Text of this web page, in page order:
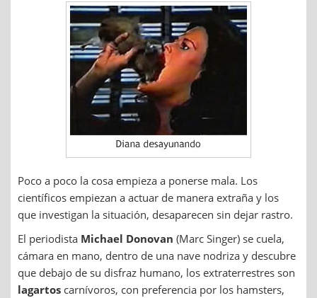
Poco a poco la cosa empieza a ponerse mala. Los
científicos empiezan a actuar de manera extraña y los
que investigan la situación, desaparecen sin dejar rastro.
El periodista Michael Donovan (Marc Singer) se cuela,
cámara en mano, dentro de una nave nodriza y descubre
que debajo de su disfraz humano, los extraterrestres son
lagartos carnívoros, con preferencia por los hamsters,